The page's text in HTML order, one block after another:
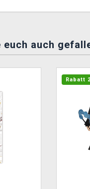
euch auch
Rabatt